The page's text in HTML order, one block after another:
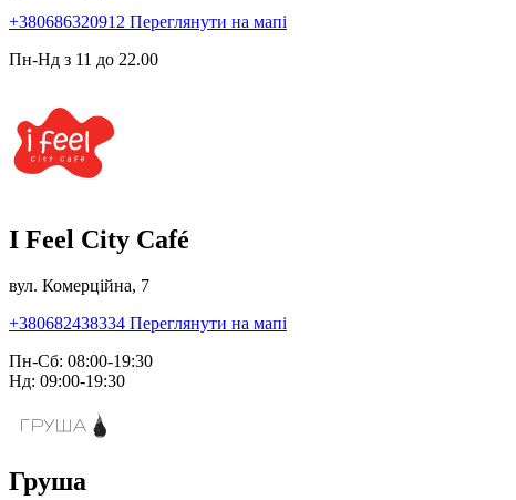
+380686320912 Переглянути на мапі
Пн-Нд з 11 до 22.00
I Feel City Café
вул. Комерційна, 7
+380682438334 Переглянути на мапі
Пн-Сб: 08:00-19:30
Нд: 09:00-19:30
Груша